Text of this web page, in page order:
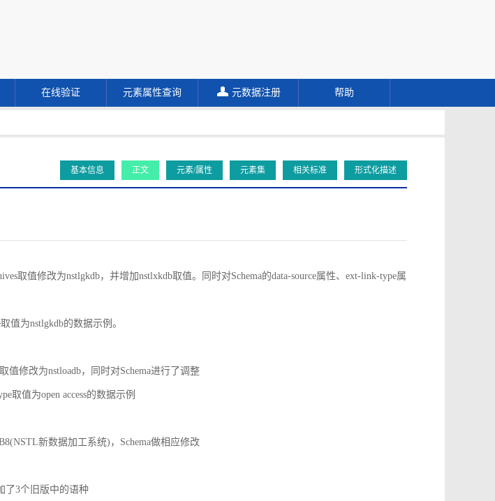
在线验证 元素属性查询 元数据注册 帮助
基本信息 正文 元素/属性 元素集 相关标准 形式化描述
取值修改为nstlgkdb，并增加nstlxkdb取值。同时对Schema的data-source属性、ext-link-type属
值为nstlgkdb的数据示例。
修改为nstloadb，同时对Schema进行了调整
取值为open access的数据示例
新数据加工系统)，Schema做相应修改
了3个旧版中的语种